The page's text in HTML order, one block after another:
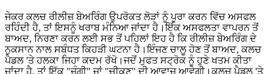
ਜੇਕਰ ਕਲਚ ਰੀਲੀਜ਼ ਬੇਅਰਿੰਗ ਉਪਰੋਕਤ ਲੋੜਾਂ ਨੂੰ ਪੂਰਾ ਕਰਨ ਵਿੱਚ ਅਸਫਲ
ਰਹਿੰਦੀ ਹੈ, ਤਾਂ ਇਸਨੂੰ ਖਰਾਬ ਮੰਨਿਆ ਜਾਂਦਾ ਹੈ।ਇੱਕ ਅਸਫਲਤਾ ਵਾਪਰਨ ਤੋਂ
ਬਾਅਦ, ਨਿਰਣਾ ਕਰਨ ਲਈ ਸਭ ਤੋਂ ਪਹਿਲਾਂ ਇਹ ਹੈ ਕਿ ਰੀਲੀਜ਼ ਬੇਅਰਿੰਗ ਦੇ
ਨੁਕਸਾਨ ਨਾਲ ਸਬੰਧਤ ਕਿਹੜੀ ਘਟਨਾ ਹੈ।ਇੰਜਣ ਚਾਲੂ ਹੋਣ ਤੋਂ ਬਾਅਦ, ਕਲਚ
ਪੈਡਲ 'ਤੇ ਹਲਕਾ ਜਿਹਾ ਕਦਮ ਰੱਖੋ।ਜਦੋਂ ਮੁਫਤ ਸਟ੍ਰੋਕ ਨੂੰ ਹੁਣੇ ਖਤਮ ਕੀਤਾ
ਜਾਂਦਾ ਹੈ, ਤਾਂ ਇੱਕ "ਜੰਗੀ" ਜਾਂ "ਚੀਕਣ" ਦੀ ਆਵਾਜ਼ ਆਵੇਗੀ।ਕਲਚ ਪੈਡਲ 'ਤੇ